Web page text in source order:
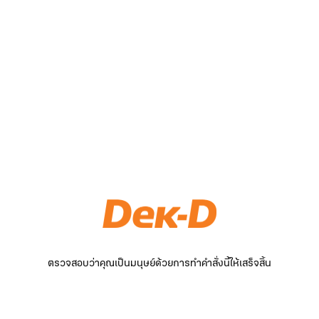
ตรวจสอบว่าคุณเป็นมนุษย์ด้วยการทำคำสั่งนี้ให้เสร็จสิ้น